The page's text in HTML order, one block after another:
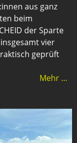
aus ganz
beim
der Sparte
vier
geprüft
Mehr ...